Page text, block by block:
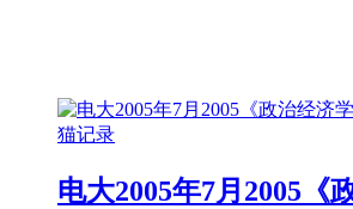
电大2005年7月2005《